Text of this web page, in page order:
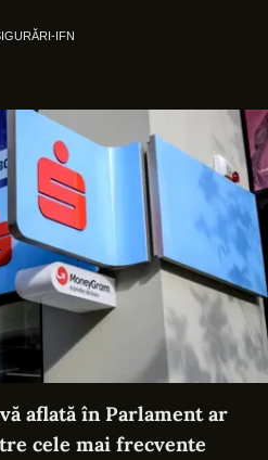
IFN
aflată în Parlament ar
cele mai frecvente